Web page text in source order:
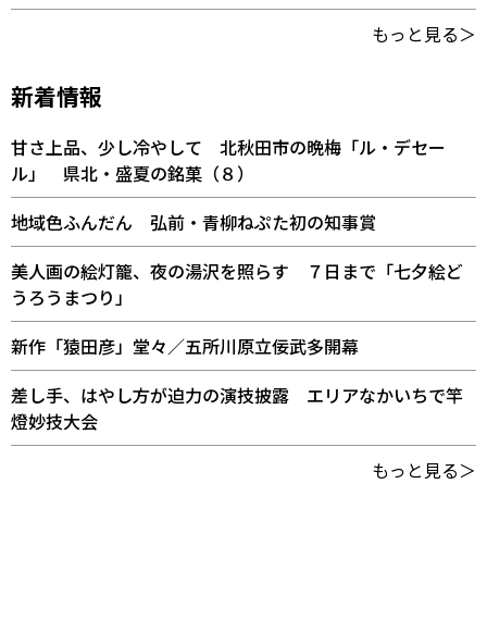
もっと見る＞
新着情報
甘さ上品、少し冷やして 北秋田市の晩梅「ル・デセー
ル」 県北・盛夏の銘菓（８）
地域色ふんだん 弘前・青柳ねぷた初の知事賞
美人画の絵灯籠、夜の湯沢を照らす ７日まで「七夕絵ど
うろうまつり」
新作「猿田彦」堂々／五所川原立佞武多開幕
差し手、はやし方が迫力の演技披露 エリアなかいちで竿
燈妙技大会
もっと見る＞